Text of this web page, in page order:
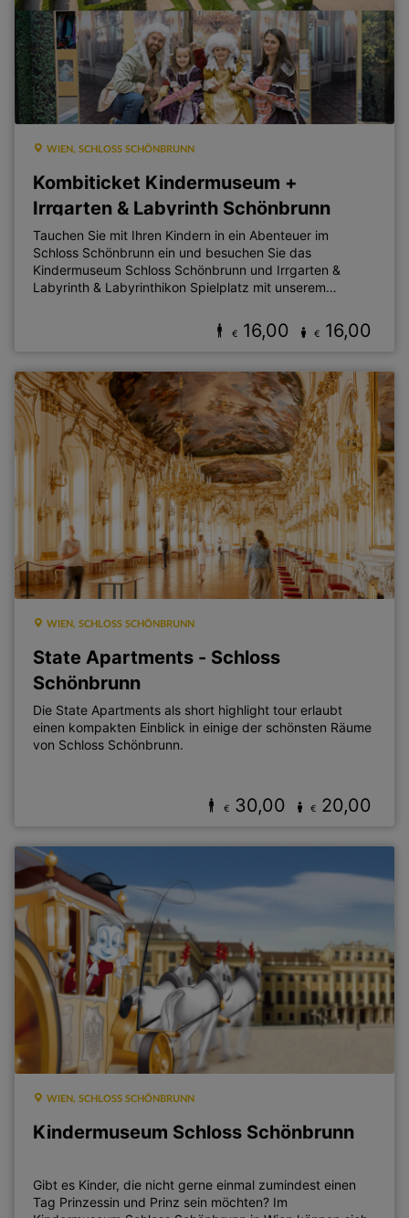
WIEN, SCHLOSS SCHÖNBRUNN
Kombiticket Kindermuseum +
Irrgarten & Labyrinth Schönbrunn
Tauchen Sie mit Ihren Kindern in ein Abenteuer im
Schloss Schönbrunn ein und besuchen Sie das
Kindermuseum Schloss Schönbrunn und Irrgarten &
Labyrinth & Labyrinthikon Spielplatz mit unserem
€ 16,00 € 16,00
WIEN, SCHLOSS SCHÖNBRUNN
State Apartments - Schloss
Schönbrunn
Die State Apartments als short highlight tour erlaubt
einen kompakten Einblick in einige der schönsten Räume
von Schloss Schönbrunn.
€ 30,00 € 20,00
WIEN, SCHLOSS SCHÖNBRUNN
Kindermuseum Schloss Schönbrunn
Gibt es Kinder, die nicht gerne einmal zumindest einen
Tag Prinzessin und Prinz sein möchten? Im